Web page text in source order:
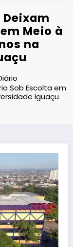
Meio à
na
Sob Escolta em
Iguaçu